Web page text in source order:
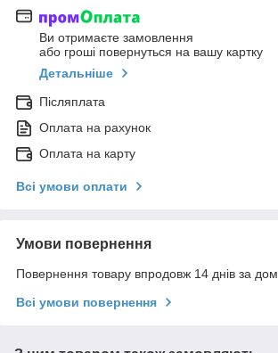
Ви отримаєте замовлення
або гроші повернуться на вашу картку
Детальніше
Післяплата
Оплата на рахунок
Оплата на карту
Всі умови оплати
Умови повернення
Повернення товару впродовж 14 днів за
Всі умови повернення